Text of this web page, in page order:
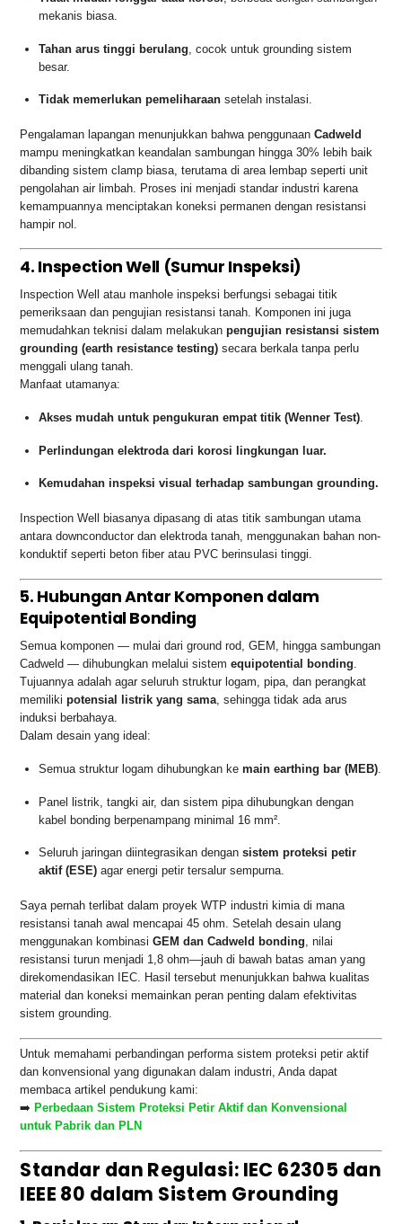
mekanis biasa.
Tahan arus tinggi berulang , cocok untuk grounding sistem
besar.
Tidak memerlukan pemeliharaan setelah instalasi.
Pengalaman lapangan menunjukkan bahwa penggunaanCadweld
mampu meningkatkan keandalan sambungan hingga 30% lebih baik
dibanding sistem clamp biasa, terutama di area lembap seperti unit
pengolahan air limbah. Proses ini menjadi standar industri karena
kemampuannya menciptakan koneksi permanen dengan resistansi
hampir nol.
4. Inspection Well (Sumur Inspeksi)
Inspection Well atau manhole inspeksi berfungsi sebagai titik
pemeriksaan dan pengujian resistansi tanah. Komponen ini juga
memudahkan teknisi dalam melakukanpengujian resistansi sistem
grounding (earth resistance testing) secara berkala tanpa perlu
menggali ulang tanah.
Manfaat utamanya:
Akses mudah untuk pengukuran empat titik (Wenner Test)
Perlindungan elektroda dari korosi lingkungan luar.
Kemudahan inspeksi visual terhadap sambungan grounding.
Inspection Well biasanya dipasang di atas titik sambungan utama
antara downconductor dan elektroda tanah, menggunakan bahan non-
konduktif seperti beton fiber atau PVC berinsulasi tinggi.
5. Hubungan Antar Komponen dalam
Equipotential Bonding
Semua komponen — mulai dari ground rod, GEM, hingga sambungan
Cadweld — dihubungkan melalui sistemequipotential bonding
Tujuannya adalah agar seluruh struktur logam, pipa, dan perangkat
memilikipotensial listrik yang sama , sehingga tidak ada arus
induksi berbahaya.
Dalam desain yang ideal:
Semua struktur logam dihubungkan kemain earthing bar (MEB)
Panel listrik, tangki air, dan sistem pipa dihubungkan dengan
kabel bonding berpenampang minimal 16 mm².
Seluruh jaringan diintegrasikan dengansistem proteksi petir
aktif (ESE) agar energi petir tersalur sempurna.
Saya pernah terlibat dalam proyek WTP industri kimia di mana
resistansi tanah awal mencapai 45 ohm. Setelah desain ulang
menggunakan kombinasiGEM dan Cadweld bonding , nilai
resistansi turun menjadi 1,8 ohm—jauh di bawah batas aman yang
direkomendasikan IEC. Hasil tersebut menunjukkan bahwa kualitas
material dan koneksi memainkan peran penting dalam efektivitas
sistem grounding.
Untuk memahami perbandingan performa sistem proteksi petir aktif
dan konvensional yang digunakan dalam industri, Anda dapat
membaca artikel pendukung kami:
➡️ Perbedaan Sistem Proteksi Petir Aktif dan Konvensional
untuk Pabrik dan PLN
Standar dan Regulasi: IEC 62305 dan
IEEE 80 dalam Sistem Grounding